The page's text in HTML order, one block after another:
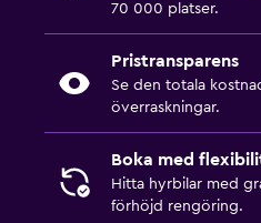
70 000 platser.
Pristransparens
Se den totala
överraskningar.
Boka med
Hitta hyrbilar med
förhöjd rengöring.